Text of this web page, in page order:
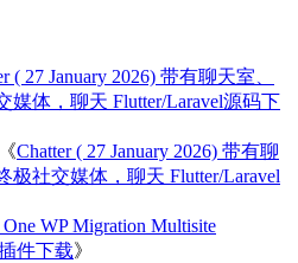
( 27 January 2026) 带有聊天室、
媒体，聊天 Flutter/Laravel源码下
Chatter ( 27 January 2026) 带有聊
极社交媒体，聊天 Flutter/Laravel
WP Migration Multisite
件下载》